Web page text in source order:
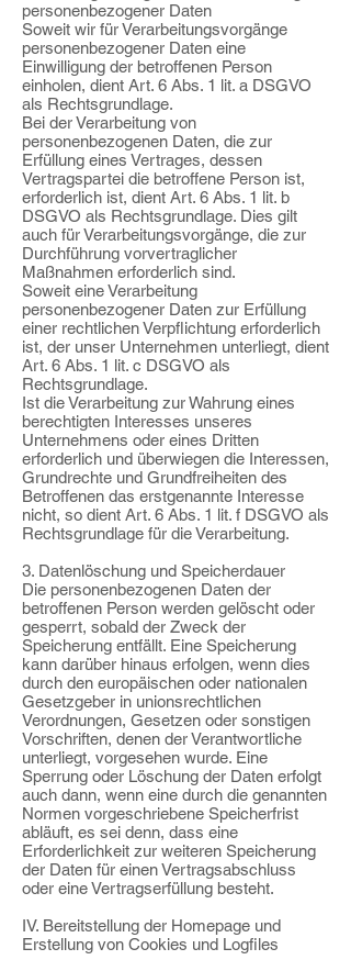
personenbezogener Daten
Soweit wir für Verarbeitungsvorgänge
personenbezogener Daten eine
Einwilligung der betroffenen Person
einholen, dient Art. 6 Abs. 1 lit. a DSGVO
als Rechtsgrundlage.
Bei der Verarbeitung von
personenbezogenen Daten, die zur
Erfüllung eines Vertrages, dessen
Vertragspartei die betroffene Person ist,
erforderlich ist, dient Art. 6 Abs. 1 lit. b
DSGVO als Rechtsgrundlage. Dies gilt
auch für Verarbeitungsvorgänge, die zur
Durchführung vorvertraglicher
Maßnahmen erforderlich sind.
Soweit eine Verarbeitung
personenbezogener Daten zur Erfüllung
einer rechtlichen Verpflichtung erforderlich
ist, der unser Unternehmen unterliegt, dient
Art. 6 Abs. 1 lit. c DSGVO als
Rechtsgrundlage.
Ist die Verarbeitung zur Wahrung eines
berechtigten Interesses unseres
Unternehmens oder eines Dritten
erforderlich und überwiegen die Interessen,
Grundrechte und Grundfreiheiten des
Betroffenen das erstgenannte Interesse
nicht, so dient Art. 6 Abs. 1 lit. f DSGVO als
Rechtsgrundlage für die Verarbeitung.
3. Datenlöschung und Speicherdauer
Die personenbezogenen Daten der
betroffenen Person werden gelöscht oder
gesperrt, sobald der Zweck der
Speicherung entfällt. Eine Speicherung
kann darüber hinaus erfolgen, wenn dies
durch den europäischen oder nationalen
Gesetzgeber in unionsrechtlichen
Verordnungen, Gesetzen oder sonstigen
Vorschriften, denen der Verantwortliche
unterliegt, vorgesehen wurde. Eine
Sperrung oder Löschung der Daten erfolgt
auch dann, wenn eine durch die genannten
Normen vorgeschriebene Speicherfrist
abläuft, es sei denn, dass eine
Erforderlichkeit zur weiteren Speicherung
der Daten für einen Vertragsabschluss
oder eine Vertragserfüllung besteht.
IV. Bereitstellung der Homepage und
Erstellung von Cookies und Logfiles